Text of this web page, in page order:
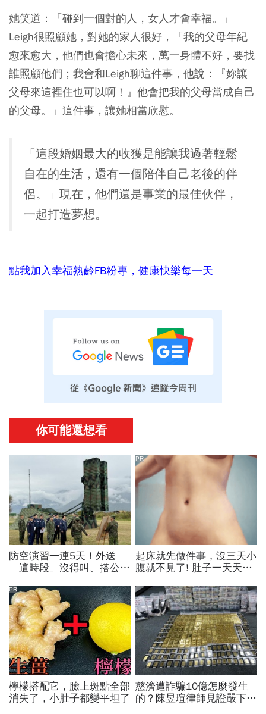
她笑道：「碰到一個對的人，女人才會幸福。」
Leigh很照顧她，對她的家人很好，「我的父母年紀
愈來愈大，他們也會擔心未來，萬一身體不好，要找
誰照顧他們；我會和Leigh聊這件事，他說：『妳讓
父母來這裡住也可以啊！』他會把我的父母當成自己
的父母。」這件事，讓她相當欣慰。
「這段婚姻最大的收獲是能讓我過著輕鬆
自在的生活，還有一個陪伴自己老後的伴
侶。」現在，他們還是事業的最佳伙伴，
一起打造夢想。
點我加入幸福熟齡FB粉專，健康快樂每一天